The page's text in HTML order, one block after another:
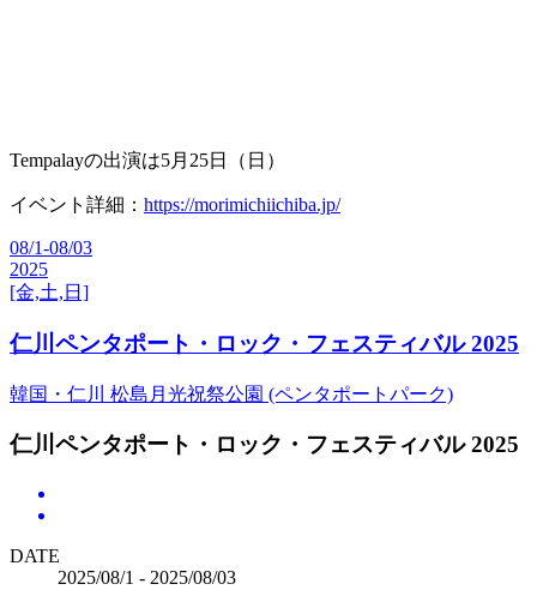
Tempalayの出演は5月25日（日）
イベント詳細： https://morimichiichiba.jp/
08/1-08/03
2025
[金,土,日]
仁川ペンタポート・ロック・フェスティバル 2025
韓国・仁川 松島月光祝祭公園 (ペンタポートパーク)
仁川ペンタポート・ロック・フェスティバル 2025
DATE
2025/08/1 - 2025/08/03